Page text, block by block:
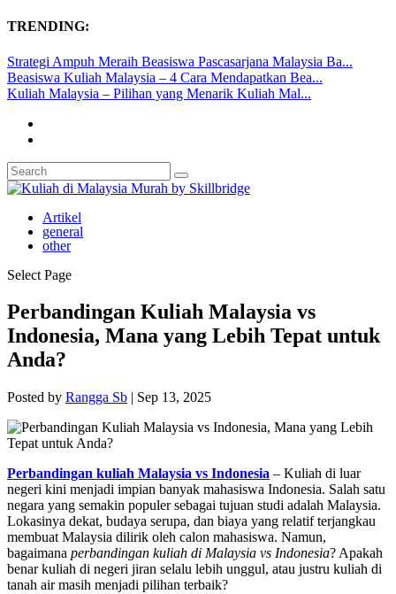
TRENDING:
Strategi Ampuh Meraih Beasiswa Pascasarjana Malaysia Ba...
Beasiswa Kuliah Malaysia – 4 Cara Mendapatkan Bea...
Kuliah Malaysia – Pilihan yang Menarik Kuliah Mal...
Artikel
general
other
Select Page
Perbandingan Kuliah Malaysia vs
Indonesia, Mana yang Lebih Tepat untuk
Anda?
Posted by Rangga Sb | Sep 13, 2025
Perbandingan kuliah Malaysia vs Indonesia – Kuliah di luar
negeri kini menjadi impian banyak mahasiswa Indonesia. Salah satu
negara yang semakin populer sebagai tujuan studi adalah Malaysia.
Lokasinya dekat, budaya serupa, dan biaya yang relatif terjangkau
membuat Malaysia dilirik oleh calon mahasiswa. Namun,
bagaimana perbandingan kuliah di Malaysia vs Indonesia? Apakah
benar kuliah di negeri jiran selalu lebih unggul, atau justru kuliah di
tanah air masih menjadi pilihan terbaik?